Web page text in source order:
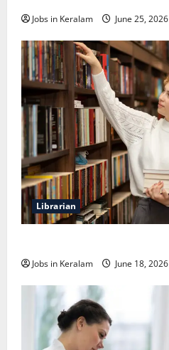
Jobs in Keralam June 25, 2026
Librarian
Jobs in Keralam June 18, 2026